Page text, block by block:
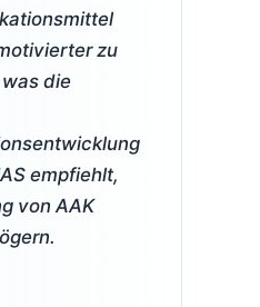
zu
die
empfiehlt,
von AAK